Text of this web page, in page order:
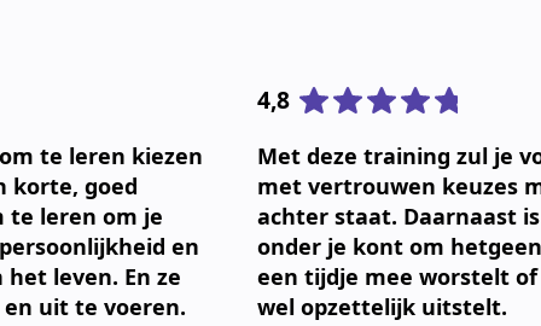
te leren kiezen
korte, goed
te leren om je
en
leven. En ze
uit te voeren.
4,8
Met deze training zul je
met vertrouwen keuzes
achter staat. Daarnaast
onder je kont om
een tijdje mee worstelt
wel opzettelijk uitstelt.